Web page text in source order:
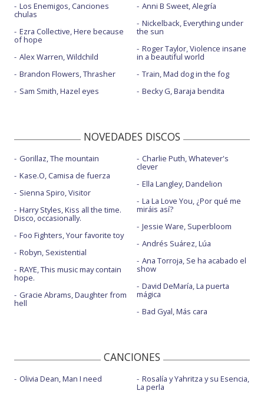
Los Enemigos, Canciones
chulas
Ezra Collective, Here because
of hope
Alex Warren, Wildchild
Brandon Flowers, Thrasher
Sam Smith, Hazel eyes
Anni B Sweet, Alegría
Nickelback, Everything under
the sun
Roger Taylor, Violence insane
in a beautiful world
Train, Mad dog in the fog
Becky G, Baraja bendita
NOVEDADES DISCOS
Gorillaz, The mountain
Kase.O, Camisa de fuerza
Sienna Spiro, Visitor
Harry Styles, Kiss all the time.
Disco, occasionally.
Foo Fighters, Your favorite toy
Robyn, Sexistential
RAYE, This music may contain
hope.
Gracie Abrams, Daughter from
hell
Charlie Puth, Whatever's
clever
Ella Langley, Dandelion
La La Love You, ¿Por qué me
miráis así?
Jessie Ware, Superbloom
Andrés Suárez, Lúa
Ana Torroja, Se ha acabado el
show
David DeMaría, La puerta
mágica
Bad Gyal, Más cara
CANCIONES
Olivia Dean, Man I need Rosalía y Yahritza y su Esencia,
La perla